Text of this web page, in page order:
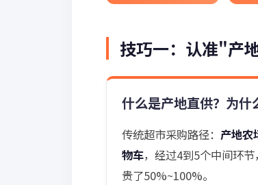
技巧一：认准"产
什么是产地直供？为什
传统超市采购路径： 产地
物车，经过4到5个中间环
贵了50%~100%。